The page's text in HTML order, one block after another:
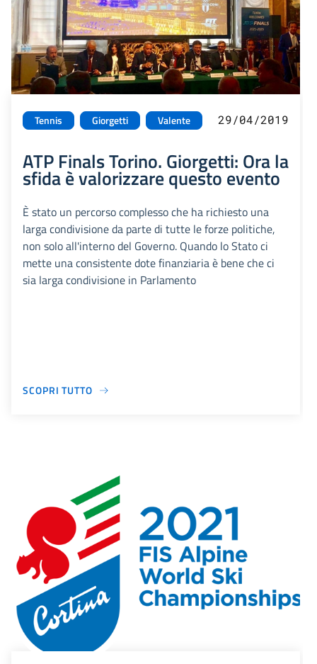
Tennis Giorgetti Valente 29/04/2019
ATP Finals Torino. Giorgetti: Ora la
sfida è valorizzare questo evento
È stato un percorso complesso che ha richiesto una
larga condivisione da parte di tutte le forze politiche,
non solo all'interno del Governo. Quando lo Stato ci
mette una consistente dote finanziaria è bene che ci
sia larga condivisione in Parlamento
SCOPRI TUTTO